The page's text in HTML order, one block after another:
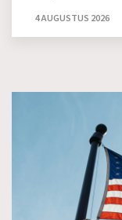
4 AUGUSTUS 2026